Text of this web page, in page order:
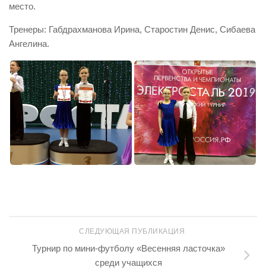
место.
Тренеры: Габдрахманова Ирина, Старостин Денис, Сибаева
Ангелина.
СЛЕДУЮЩАЯ ПУБЛИКАЦИЯ
Турнир по мини-футболу «Весенняя ласточка»
среди учащихся